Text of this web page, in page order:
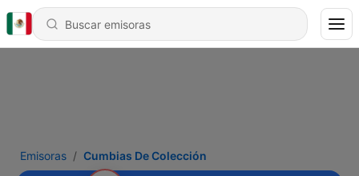
Emisoras Cumbias De Colección